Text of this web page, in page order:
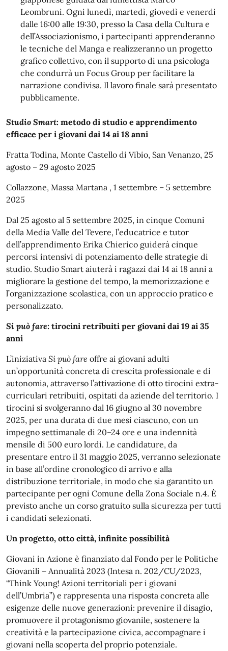
Leombruni. Ogni lunedì, martedì, giovedì e venerdì
dalle 16:00 alle 19:30, presso la Casa della Cultura e
dell’Associazionismo, i partecipanti apprenderanno
le tecniche del Manga e realizzeranno un progetto
grafico collettivo, con il supporto di una psicologa
che condurrà un Focus Group per facilitare la
narrazione condivisa. Il lavoro finale sarà presentato
pubblicamente.
Studio Smart: metodo di studio e apprendimento
efficace per i giovani dai 14 ai 18 anni
Fratta Todina, Monte Castello di Vibio, San Venanzo, 25
agosto – 29 agosto 2025
Collazzone, Massa Martana , 1 settembre – 5 settembre
2025
Dal 25 agosto al 5 settembre 2025, in cinque Comuni
della Media Valle del Tevere, l’educatrice e tutor
dell’apprendimento Erika Chierico guiderà cinque
percorsi intensivi di potenziamento delle strategie di
studio. Studio Smart aiuterà i ragazzi dai 14 ai 18 anni a
migliorare la gestione del tempo, la memorizzazione e
l’organizzazione scolastica, con un approccio pratico e
personalizzato.
Si può fare: tirocini retribuiti per giovani dai 19 ai 35
anni
L’iniziativa Si può fare offre ai giovani adulti
un’opportunità concreta di crescita professionale e di
autonomia, attraverso l’attivazione di otto tirocini extra-
curriculari retribuiti, ospitati da aziende del territorio. I
tirocini si svolgeranno dal 16 giugno al 30 novembre
2025, per una durata di due mesi ciascuno, con un
impegno settimanale di 20–24 ore e una indennità
mensile di 500 euro lordi. Le candidature, da
presentare entro il 31 maggio 2025, verranno selezionate
in base all’ordine cronologico di arrivo e alla
distribuzione territoriale, in modo che sia garantito un
partecipante per ogni Comune della Zona Sociale n.4. È
previsto anche un corso gratuito sulla sicurezza per tutti
i candidati selezionati.
Un progetto, otto città, infinite possibilità
Giovani in Azione è finanziato dal Fondo per le Politiche
Giovanili – Annualità 2023 (Intesa n. 202/CU/2023,
“Think Young! Azioni territoriali per i giovani
dell’Umbria”) e rappresenta una risposta concreta alle
esigenze delle nuove generazioni: prevenire il disagio,
promuovere il protagonismo giovanile, sostenere la
creatività e la partecipazione civica, accompagnare i
giovani nella scoperta del proprio potenziale.